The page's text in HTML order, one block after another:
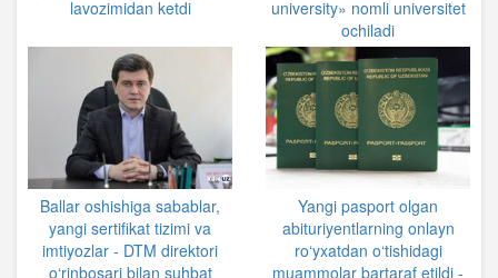
lavozimidan ketdi
university» nomli universitet
ochiladi
Ballar oshishiga sabablar,
yangi sertifikat tizimi va
imtiyozlar - DTM direktori
o‘rinbosari bilan suhbat
Yangi pasport olgan
abituriyentlarning onlayn
ro‘yxatdan o‘tishidagi
muammolar bartaraf etildi -